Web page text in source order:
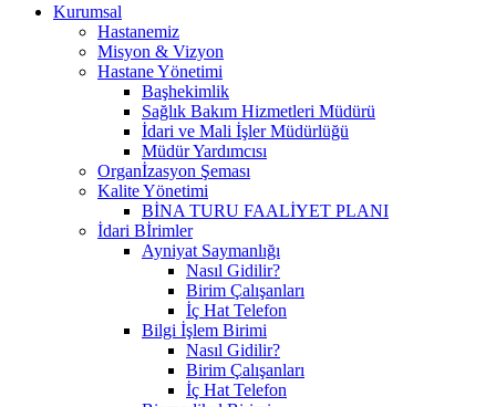
Kurumsal
Hastanemiz
Misyon & Vizyon
Hastane Yönetimi
Başhekimlik
Sağlık Bakım Hizmetleri Müdürü
İdari ve Mali İşler Müdürlüğü
Müdür Yardımcısı
Organİzasyon Şeması
Kalite Yönetimi
BİNA TURU FAALİYET PLANI
İdari Bİrimler
Ayniyat Saymanlığı
Nasıl Gidilir?
Birim Çalışanları
İç Hat Telefon
Bilgi İşlem Birimi
Nasıl Gidilir?
Birim Çalışanları
İç Hat Telefon